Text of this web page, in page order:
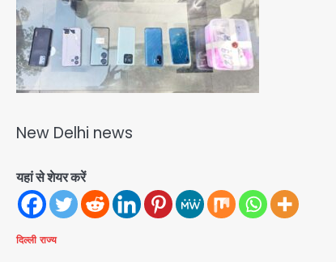
New Delhi news
यहां से शेयर करें
दिल्ली राज्य